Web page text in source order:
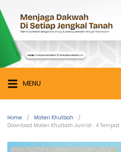
to
content
Himayah
Foundation
Menjaga
Dakwah
di
Setiap
Jengkal
MENU
Home
Materi Khutbah
Download Materi Khutbah Jum’at : 4